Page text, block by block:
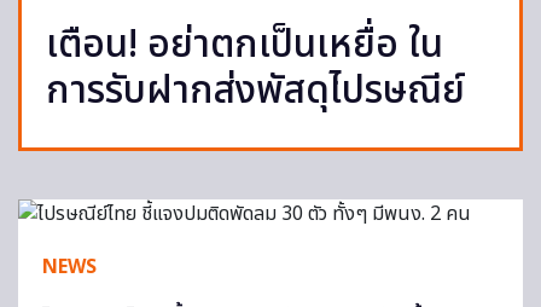
เตือน! อย่าตกเป็นเหยื่อ ใน
การรับฝากส่งพัสดุไปรษณีย์
NEWS